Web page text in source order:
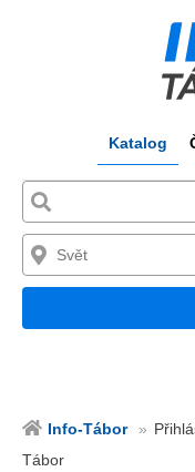
Katalog
Info-Tábor
Tábor